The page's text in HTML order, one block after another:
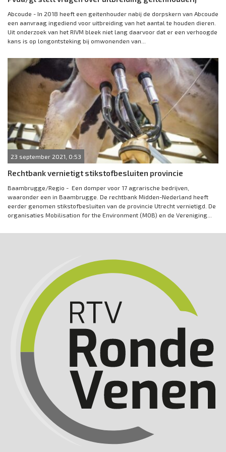
Abcoude - In 2018 heeft een geitenhouder nabij de dorpskern van Abcoude
een aanvraag ingediend voor uitbreiding van het aantal te houden dieren.
Uit onderzoek van het RIVM bleek niet lang daarvoor dat er een verhoogde
kans is op longontsteking bij omwonenden van...
23 september 2021, 0:53
Rechtbank vernietigt stikstofbesluiten provincie
Baambrugge/Regio - Een domper voor 17 agrarische bedrijven,
waaronder een in Baambrugge. De rechtbank Midden-Nederland heeft
eerder genomen stikstofbesluiten van de provincie Utrecht vernietigd. De
organisaties Mobilisation for the Environment (MOB) en de Vereniging...